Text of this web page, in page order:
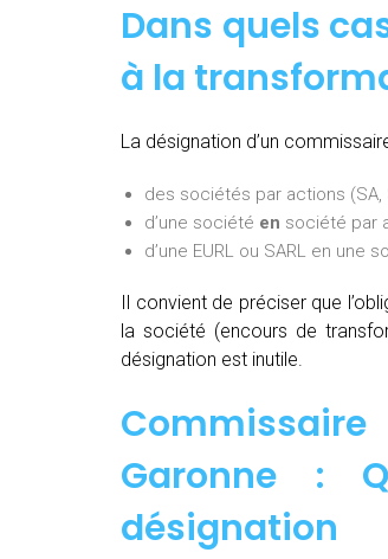
Dans quels
à la
La désignation d’un
des sociétés par actions (SA,
d’une société en société par
d’une EURL ou SARL en une
Il convient de préciser que
la société (encours de
désignation est inutile.
Garonne :
désignation